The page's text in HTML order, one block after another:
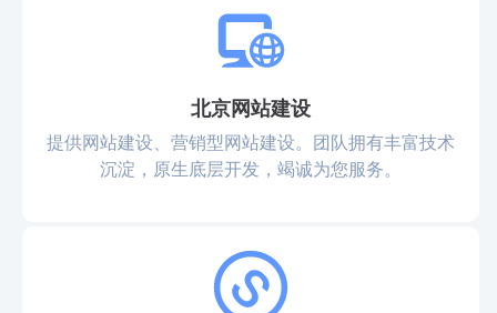
北京网站建设
提供网站建设、营销型网站建设。团队拥有丰富技术
沉淀，原生底层开发，竭诚为您服务。